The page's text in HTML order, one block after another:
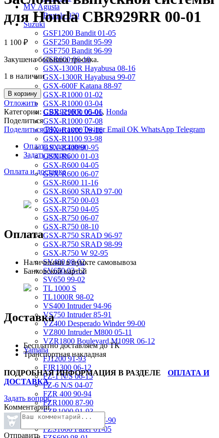
MV Agusta
Brutale 920
Suzuki
GSF1200 Bandit 01-05
GSF250 Bandit 95-99
GSF750 Bandit 96-99
GSR600 06-10
GSX-1300R Hayabusa 08-16
GSX-1300R Hayabusa 99-07
GSX-600F Katana 88-97
GSX-R1000 01-02
GSX-R1000 03-04
GSX-R1000 05-06
GSX-R1000 07-08
GSX-R1000 09-16
GSX-R1100 93-98
GSX-R400 90-95
GSX-R600 01-03
GSX-R600 04-05
GSX-R600 06-07
GSX-R600 11-16
GSX-R600 SRAD 97-00
GSX-R750 00-03
GSX-R750 04-05
GSX-R750 06-07
GSX-R750 08-10
GSX-R750 SRAD 96-97
GSX-R750 SRAD 98-99
GSX-R750 W 92-95
SV400 98-02
SV650 03-12
SV650 99-02
TL 1000 S
TL1000R 98-02
VS400 Intruder 94-96
VS750 Intruder 85-91
VZ400 Desperado Winder 99-00
VZ800 Intruder M800 05-11
VZR1800 Boulevard M109R 06-12
Yamaha
FJ1200 91-93
FJR1300 06-12
FZ-1 N/S 06-15
FZ-6 N/S 04-07
FZR 400 90-94
FZR1000 87-90
FZR1000 91-93
FZR750 Genesis 87-90
FZS1000 Fazer 01-05
для Honda CBR929RR 00-01
1 100 ₽
Закушена бобышка тросика.
1 в наличии
В корзину
Отложить
Категории:CBR929RR 00-01, Honda
Поделиться
Поделиться ВКонтакте Twitter Email OK WhatsApp Telegram
Оплата и доставка
Задать вопрос
Оплата и доставка
Оплата
Наличными в пункте самовывоза
Банковской картой
Доставка
Бесплатно доставляем до ТК
Транспортная накладная
ПОДРОБНАЯ ИНФОРМАЦИЯ В РАЗДЕЛЕ
ОПЛАТА И
ДОСТАВКА
Задать вопрос
Комментарии
Отправить